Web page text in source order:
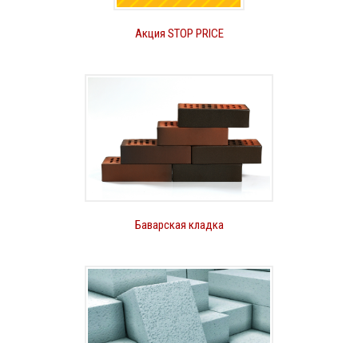
Акция STOP PRICE
Баварская кладка